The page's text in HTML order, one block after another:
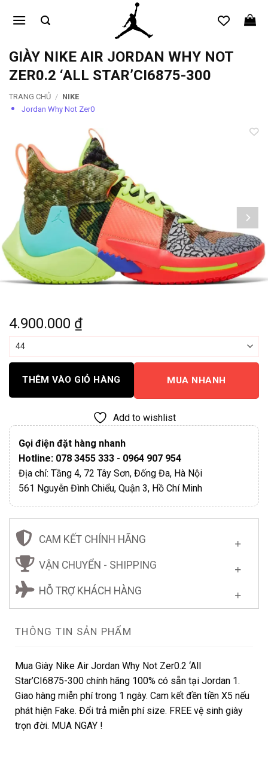
qua
dungGIÀY NIKE AIR JORDAN WHY NOT
ZER0.2 ‘ALL STAR’CI6875-300
TRANG CHỦ / NIKE
Jordan Why Not Zer0
4.900.000 ₫
THÊM VÀO GIỎ HÀNG MUA NHANH
Add to wishlist
Gọi điện đặt hàng nhanh
Hotline: 078 3455 333 - 0964 907 954
Địa chỉ: Tầng 4, 72 Tây Sơn, Đống Đa, Hà Nội
561 Nguyễn Đình Chiểu, Quận 3, Hồ Chí Minh
CAM KẾT CHÍNH HÃNG
VẬN CHUYỂN - SHIPPING
HỖ TRỢ KHÁCH HÀNG
THÔNG TIN SẢN PHẨM
Mua Giày Nike Air Jordan Why Not Zer0.2 ‘All
Star’CI6875-300 chính hãng 100% có sẵn tại Jordan 1.
Giao hàng miễn phí trong 1 ngày. Cam kết đền tiền X5 nếu
phát hiện Fake. Đổi trả miễn phí size. FREE vệ sinh giày
trọn đời. MUA NGAY !